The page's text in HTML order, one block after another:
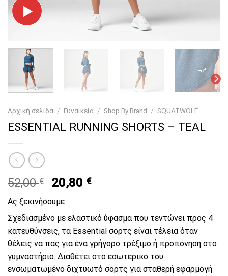
Αρχική σελίδα / Γυναικεία / Shop By Brand / SQUATWOLF
ESSENTIAL RUNNING SHORTS – TEAL
52,00€
Original
was:
52,00 €.
20,80 €Current
20,80 €.
Ας ξεκινήσουμε
Σχεδιασμένο με ελαστικό ύφασμα που τεντώνει προς 4
κατευθύνσεις, τα Essential σορτς είναι τέλεια όταν
θέλεις να πας για ένα γρήγορο τρέξιμο ή προπόνηση στο
γυμναστήριο. Διαθέτει στο εσωτερικό του
ενσωματωμένο διχτυωτό σορτς για σταθερή εφαρμογή